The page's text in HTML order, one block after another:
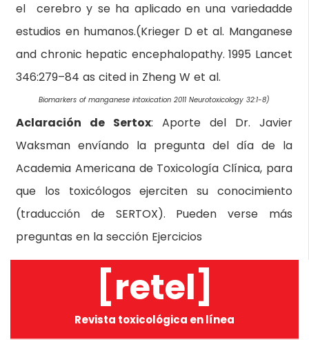
el cerebro y se ha aplicado en una variedadde
estudios en humanos.(Krieger D et al. Manganese
and chronic hepatic encephalopathy. 1995 Lancet
346:279–84 as cited in Zheng W et al.
Biomarkers of manganese intoxication 2011 Neurotoxicology 32:1-8)
Aclaración de Sertox: Aporte del Dr. Javier
Waksman envíando la pregunta del día de la
Academia Americana de Toxicología Clínica, para
que los toxicólogos ejerciten su conocimiento
(traducción de SERTOX). Pueden verse más
preguntas en la sección Ejercicios
[retel]
Revista toxicológica en línea